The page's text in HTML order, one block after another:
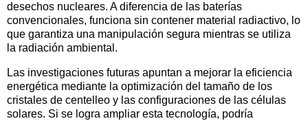
desechos nucleares. A diferencia de las baterías
convencionales, funciona sin contener material radiactivo, lo
que garantiza una manipulación segura mientras se utiliza
la radiación ambiental.
Las investigaciones futuras apuntan a mejorar la eficiencia
energética mediante la optimización del tamaño de los
cristales de centelleo y las configuraciones de las células
solares. Si se logra ampliar esta tecnología, podría